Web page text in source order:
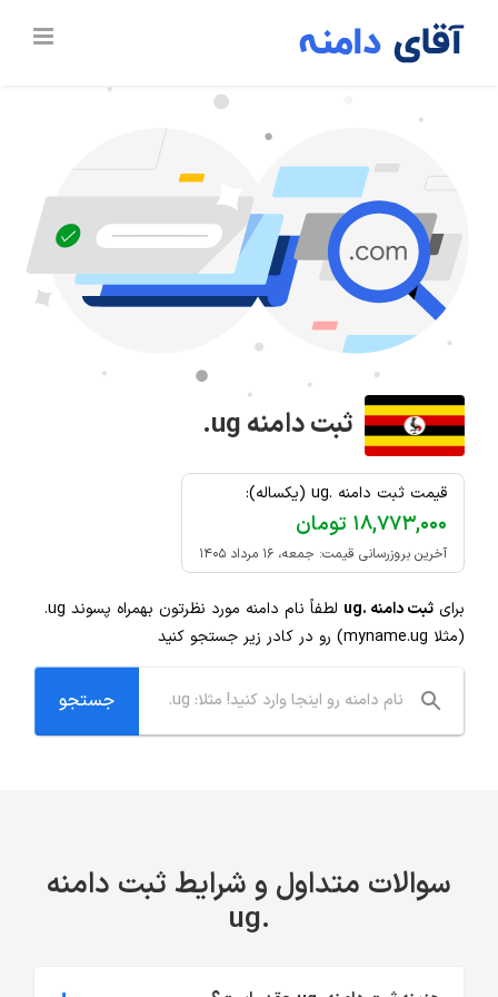
ثبت دامنه.ug
قیمت ثبت دامنه .ug (یکساله):
۱۸,۷۷۳,۰۰۰ تومان
آخرین بروزرسانی قیمت: جمعه، ۱۶ مرداد ۱۴۰۵
برای ثبت دامنه .ug لطفاً نام دامنه مورد نظرتون بهمراه پسوند .ug
(مثلا myname.ug) رو در کادر زیر جستجو کنید
سوالات متداول و شرایط ثبت دامنه
.ug